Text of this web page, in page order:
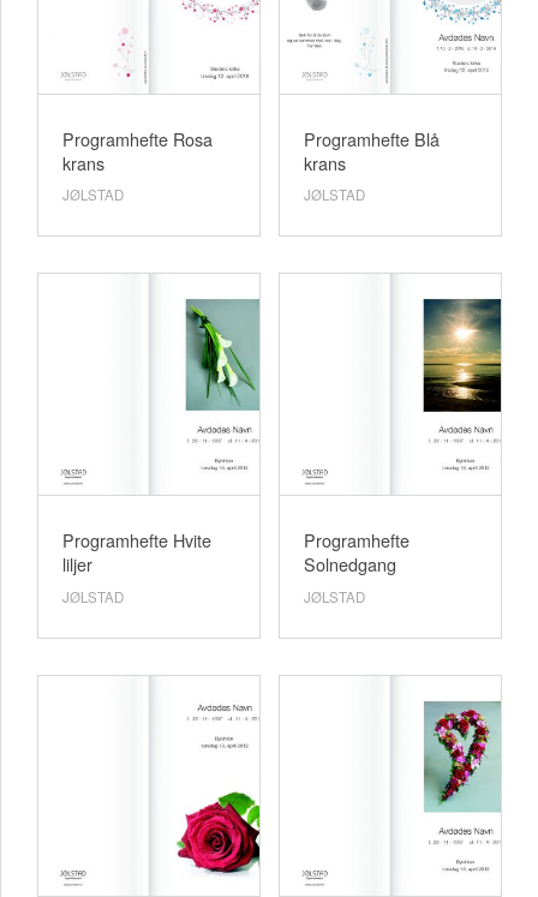
Programhefte Blå
krans
JØLSTAD
Programhefte Rosa
krans
JØLSTAD
Programhefte
Solnedgang
JØLSTAD
Programhefte Hvite
liljer
JØLSTAD